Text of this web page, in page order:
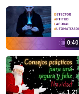
0:40
1:21